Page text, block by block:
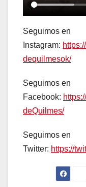
Seguimos en
Instagram:
dequilmesok/
Seguimos en
Facebook:
deQuilmes/
Seguimos en
Twitter: https://